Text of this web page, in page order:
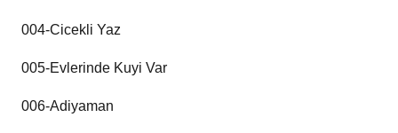
004-Cicekli Yaz
005-Evlerinde Kuyi Var
006-Adiyaman